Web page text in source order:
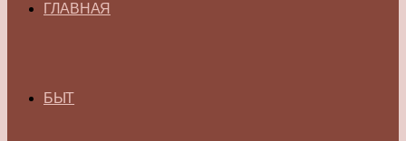
ГЛАВНАЯ
БЫТ